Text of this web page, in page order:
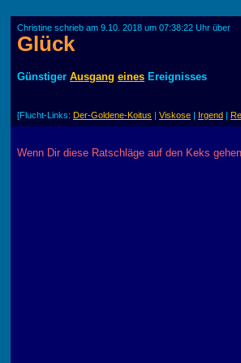
Christine schrieb am 9.10. 2018 um 07:38:22 Uhr über
Glück
Günstiger Ausgang eines Ereignisses
[Flucht-Links: Der-Goldene-Koitus | Viskose | Irgend |
Wenn Dir diese Ratschläge auf den Keks